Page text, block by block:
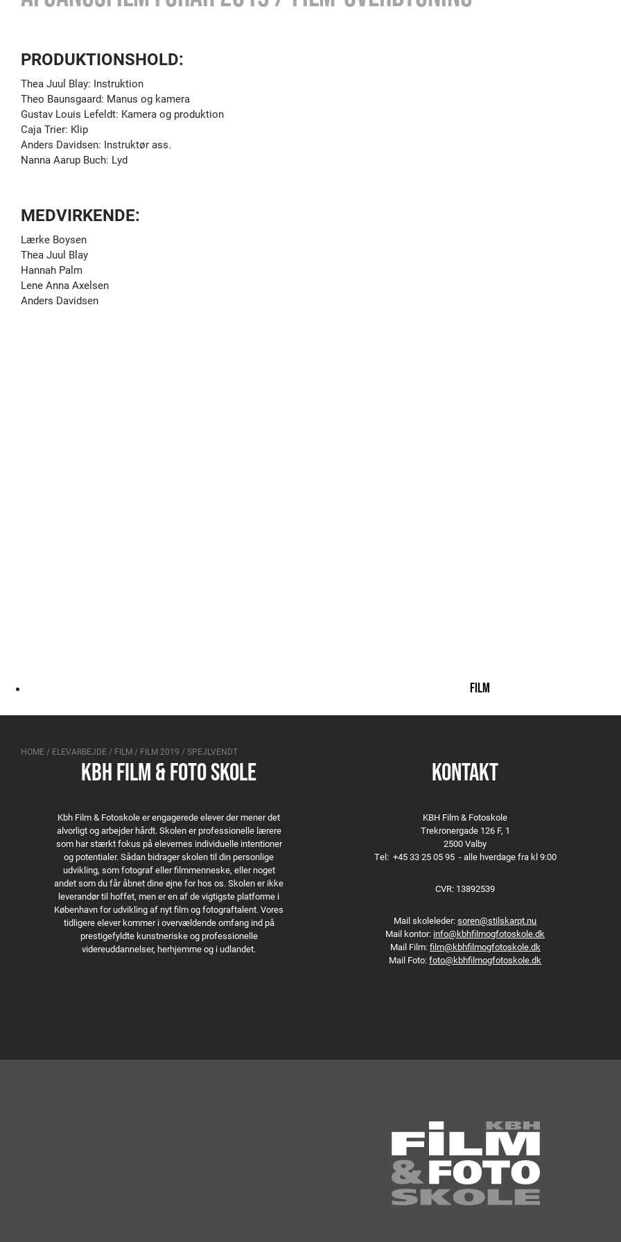
PRODUKTIONSHOLD:
Thea Juul Blay: Instruktion
Theo Baunsgaard: Manus og kamera
Gustav Louis Lefeldt: Kamera og produktion
Caja Trier: Klip
Anders Davidsen: Instruktør ass.
Nanna Aarup Buch: Lyd
MEDVIRKENDE:
Lærke Boysen
Thea Juul Blay
Hannah Palm
Lene Anna Axelsen
Anders Davidsen
FILM
HOME / ELEVARBEJDE / FILM / FILM 2019 /SPEJLVENDT
KBH FILM & FOTO SKOLE
Kbh Film & Fotoskole er engagerede elever der mener det
alvorligt og arbejder hårdt. Skolen er professionelle lærere
som har stærkt fokus på elevernes individuelle intentioner
og potentialer. Sådan bidrager skolen til din personlige
udvikling, som fotograf eller filmmenneske, eller noget
andet som du får åbnet dine øjne for hos os. Skolen er ikke
leverandør til hoffet, men er en af de vigtigste platforme i
København for udvikling af nyt film og fotograftalent. Vores
tidligere elever kommer i overvældende omfang ind på
prestigefyldte kunstneriske og professionelle
videreuddannelser, herhjemme og i udlandet.
KONTAKT
KBH Film & Fotoskole
Trekronergade 126 F, 1
2500 Valby
Tel: +45 33 25 05 95- alle hverdage fra kl 9:00
CVR: 13892539
Mail skoleleder:soren@stilskarpt.nu
Mail kontor: info@kbhfilmogfotoskole.dk
Mail Film:film@kbhfilmogfotoskole.dk
Mail Foto:foto@kbhfilmogfotoskole.dk